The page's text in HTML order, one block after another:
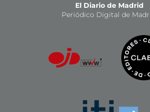
El Diario de Madrid
Periódico Digital de